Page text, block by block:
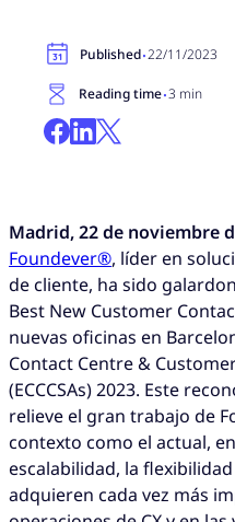
Published·22/11/2023
Reading time·3 min
Madrid, 22 de noviembre
Foundever®, líder en
de cliente, ha sido
Best New Customer
nuevas oficinas en
Contact Centre &
(ECCCSAs) 2023. Este
relieve el gran trabajo de
contexto como el actual,
escalabilidad, la
adquieren cada vez más